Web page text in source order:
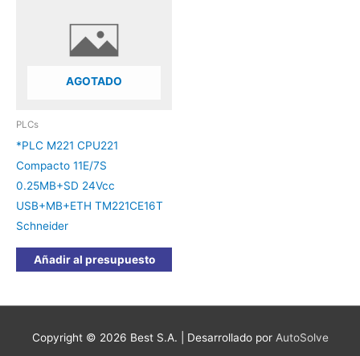
AGOTADO
PLCs
*PLC M221 CPU221
Compacto 11E/7S
0.25MB+SD 24Vcc
USB+MB+ETH TM221CE16T
Schneider
Añadir al presupuesto
Copyright © 2026 Best S.A. | Desarrollado por AutoSolve